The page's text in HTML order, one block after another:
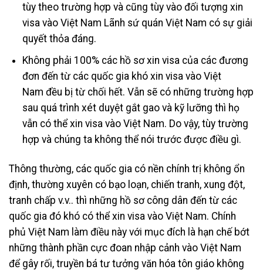
tùy theo trường hợp và cũng tùy vào đối tượng xin
visa vào Việt Nam Lãnh sứ quán Việt Nam có sự giải
quyết thỏa đáng.
Không phải 100% các hồ sơ xin visa của các đương
đơn đến từ các quốc gia khó xin visa vào Việt
Nam đều bị từ chối hết. Vẫn sẽ có những trường hợp
sau quá trình xét duyệt gắt gao và kỹ lưỡng thì họ
vẫn có thể xin visa vào Việt Nam. Do vậy, tùy trường
hợp và chúng ta không thể nói trước được điều gì.
Thông thường, các quốc gia có nền chính trị không ổn
định, thường xuyên có bạo loạn, chiến tranh, xung đột,
tranh chấp v.v.. thì những hồ sơ công dân đến từ các
quốc gia đó khó có thể xin visa vào Việt Nam. Chính
phủ Việt Nam làm điều này với mục đích là hạn chế bớt
những thành phần cực đoan nhập cảnh vào Việt Nam
để gây rối, truyền bá tư tưởng văn hóa tôn giáo không